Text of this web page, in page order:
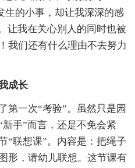
的小事，却让我深深的感
让我在关心别人的同时也被
我们还有什么理由不去努力
成长
第一次“考验”。虽然只是园
手”而言，还是不免会紧
“联想课”。内容是：把绳子
形，请幼儿联想。这节课有